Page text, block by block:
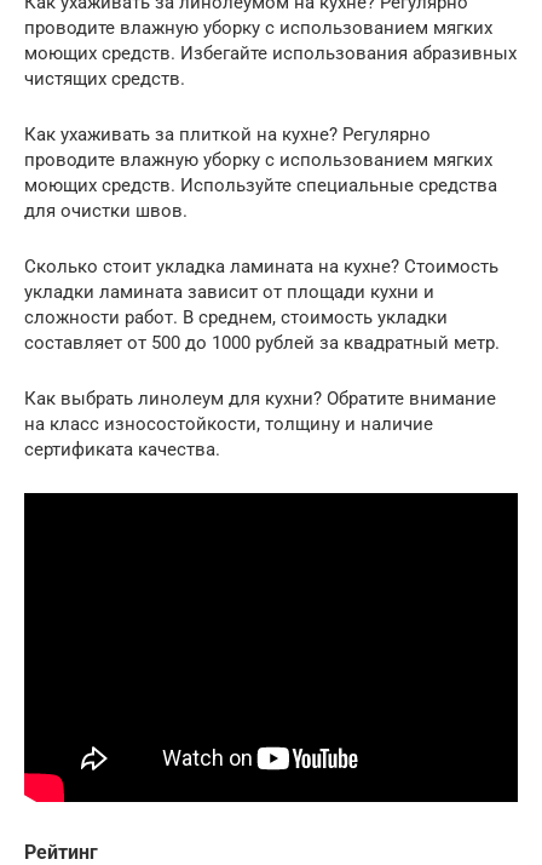
проводите влажную уборку с использованием мягких
моющих средств. Избегайте использования абразивных
чистящих средств.
Как ухаживать за плиткой на кухне? Регулярно
проводите влажную уборку с использованием мягких
моющих средств. Используйте специальные средства
для очистки швов.
Сколько стоит укладка ламината на кухне? Стоимость
укладки ламината зависит от площади кухни и
сложности работ. В среднем, стоимость укладки
составляет от 500 до 1000 рублей за квадратный метр.
Как выбрать линолеум для кухни? Обратите внимание
на класс износостойкости, толщину и наличие
сертификата качества.
Рейтинг